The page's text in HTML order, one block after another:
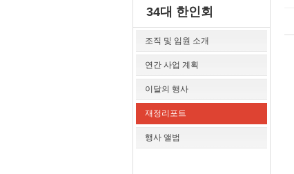
34대 한인회
조직 및 임원 소개
연간 사업 계획
이달의 행사
재정리포트
행사 앨범